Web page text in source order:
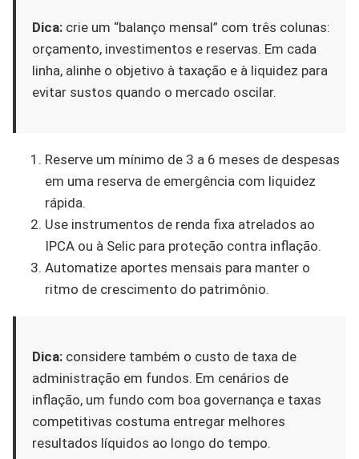
Dica: crie um “balanço mensal” com três colunas:
orçamento, investimentos e reservas. Em cada
linha, alinhe o objetivo à taxação e à liquidez para
evitar sustos quando o mercado oscilar.
Reserve um mínimo de 3 a 6 meses de despesas
em uma reserva de emergência com liquidez
rápida.
Use instrumentos de renda fixa atrelados ao
IPCA ou à Selic para proteção contra inflação.
Automatize aportes mensais para manter o
ritmo de crescimento do patrimônio.
Dica: considere também o custo de taxa de
administração em fundos. Em cenários de
inflação, um fundo com boa governança e taxas
competitivas costuma entregar melhores
resultados líquidos ao longo do tempo.